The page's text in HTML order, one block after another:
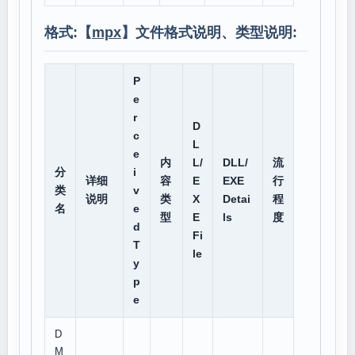
格式:【mpx】文件格式说明、类型说明:
分
类
名
详细
说明
P
e
r
c
e
i
v
e
d
T
y
p
e
内
容
类
型
D
L
L/
E
X
E
Fi
le
DLL/
EXE
Detai
ls
流
行
程
度
D
M